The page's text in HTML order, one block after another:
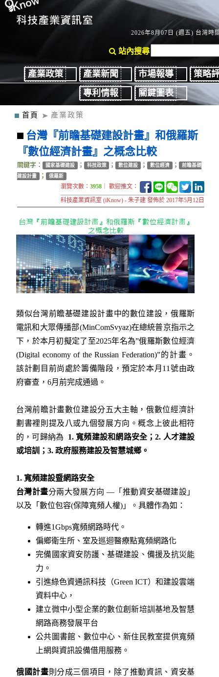
2026年8月07日 (週五) 台灣時
站內搜尋
產業政策 產業新聞 市場報導
策略
專利情報
關鍵圖表
首頁 產業政策
台灣『前瞻基礎建設計畫』和俄羅斯
『數位經濟計畫』之概念比較
關鍵字： 國家基礎建設 ； 科技政策 ； 數位建設 ； 數位經濟 ；
前瞻基礎
建設計畫 ； 俄羅斯
瀏覽次數：3958 ｜ 歡迎推文：
科技產業資訊室 (iKnow) - 朱子建 發佈於 2017年5月12日
類似台灣前瞻基礎建設計畫中的數位建設，俄羅斯
電訊和大眾傳播部(MinComSvyaz)在總統普京指示之
下，於本月初擬定了至2025年名為”俄羅斯數位經濟
(Digital economy of the Russian Federation)”的計畫。
該計劃目前尚處於籌備階段，預定於本月11號由政
府審查，6月前完成通過。
台灣前瞻計畫數位建設分五大主軸，俄數位經濟計
劃書裡則提及八或九個發展方向。概念上彼此相符
的，可歸納為 1. 寬頻建設和網路安全；2. 人才建設
或培訓； 3. 政府服務建設及智慧城鄉。
1. 寬頻建設暨網路安全
台灣計畫分兩大發展方向 —「推動資安基礎建設」
以及「數位包容(保障寬頻人權)」。具體作為如：
轉進1Gbps寬頻網路時代。
偏鄉衛生所、室及巡迴醫療點寬頻網路化
完備國家資安防護、基礎建設、備援及抗災能
力。
引進綠色資通訊科技（Green ICT）和建設雲端
資料中心，
建立微中小型企業的數位創新培訓基地及智慧
網路商務發展平台
公共圖書館、數位中心、新住民教室提供寬頻
上網與資訊設備借用服務。
俄國計畫則分成三個項目，除了推動資訊、資安基